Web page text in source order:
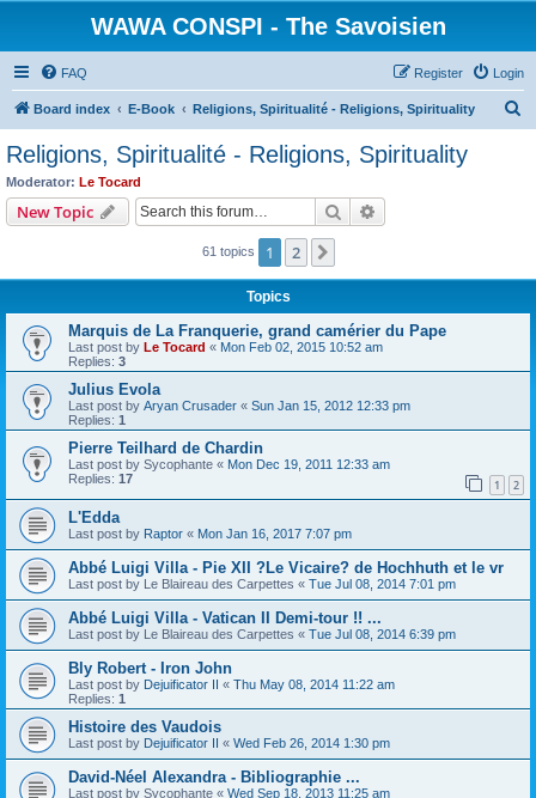
WAWA CONSPI - The Savoisien
FAQ Login
Register
Board index E-Book Religions, Spiritualité - Religions, Spirituality
Religions, Spiritualité - Religions, Spirituality
Moderator: Le Tocard
New Topic Search
61 topics 1 2
Topics
Marquis de La Franquerie, grand camérier du Pape
Last post by Le Tocard « Mon Feb 02, 2015 10:52 am
Replies: 3
Julius Evola
Last post by Aryan Crusader « Sun Jan 15, 2012 12:33 pm
Replies: 1
Pierre Teilhard de Chardin
Last post by Sycophante « Mon Dec 19, 2011 12:33 am
Replies: 17 1 2
L'Edda
Last post by Raptor « Mon Jan 16, 2017 7:07 pm
Abbé Luigi Villa - Pie XII ?Le Vicaire? de Hochhuth et le vr
Last post by Le Blaireau des Carpettes « Tue Jul 08, 2014 7:01 pm
Abbé Luigi Villa - Vatican II Demi-tour !! ...
Last post by Le Blaireau des Carpettes « Tue Jul 08, 2014 6:39 pm
Bly Robert - Iron John
Last post by Dejuificator II « Thu May 08, 2014 11:22 am
Replies: 1
Histoire des Vaudois
Last post by Dejuificator II « Wed Feb 26, 2014 1:30 pm
David-Néel Alexandra - Bibliographie ...
Last post by Sycophante « Wed Sep 18, 2013 11:25 am